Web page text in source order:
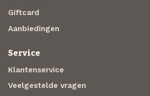
Giftcard
Aanbiedingen
Service
Klantenservice
Veelgestelde vragen